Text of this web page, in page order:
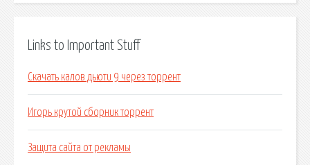
Links to Important Stuff
Скачать калов дьюти 9 через торрент
Игорь крутой сборник торрент
Защита сайта от рекламы